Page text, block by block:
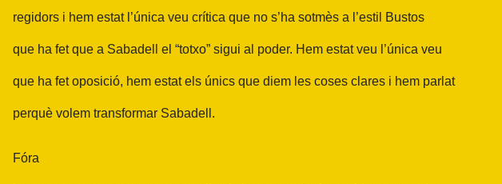
regidors i hem estat l’única veu crítica que no s’ha sotmès a l’estil Bustos
que ha fet que a Sabadell el “totxo” sigui al poder. Hem estat veu l’única veu
que ha fet oposició, hem estat els únics que diem les coses clares i hem parlat
perquè volem transformar Sabadell.
Fóra